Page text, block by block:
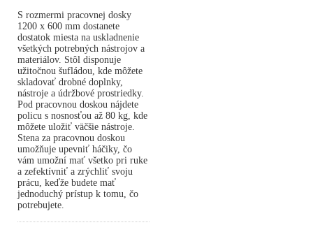
S rozmermi pracovnej dosky
1200 x 600 mm dostanete
dostatok miesta na uskladnenie
všetkých potrebných nástrojov a
materiálov. Stôl disponuje
užitočnou šufládou, kde môžete
skladovať drobné doplnky,
nástroje a údržbové prostriedky.
Pod pracovnou doskou nájdete
policu s nosnosťou až 80 kg, kde
môžete uložiť väčšie nástroje.
Stena za pracovnou doskou
umožňuje upevniť háčiky, čo
vám umožní mať všetko pri ruke
a zefektívniť a zrýchliť svoju
prácu, keďže budete mať
jednoduchý prístup k tomu, čo
potrebujete.